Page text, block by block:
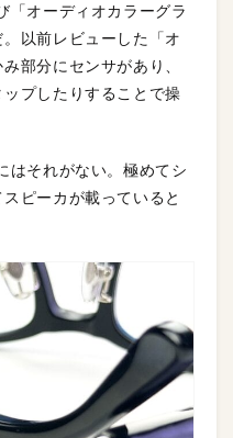
「オーディオカラーグラ
以前レビューした「オ
部分にセンサがあり、
プしたりすることで操
はそれがない。極めてシ
ピーカが載っていると